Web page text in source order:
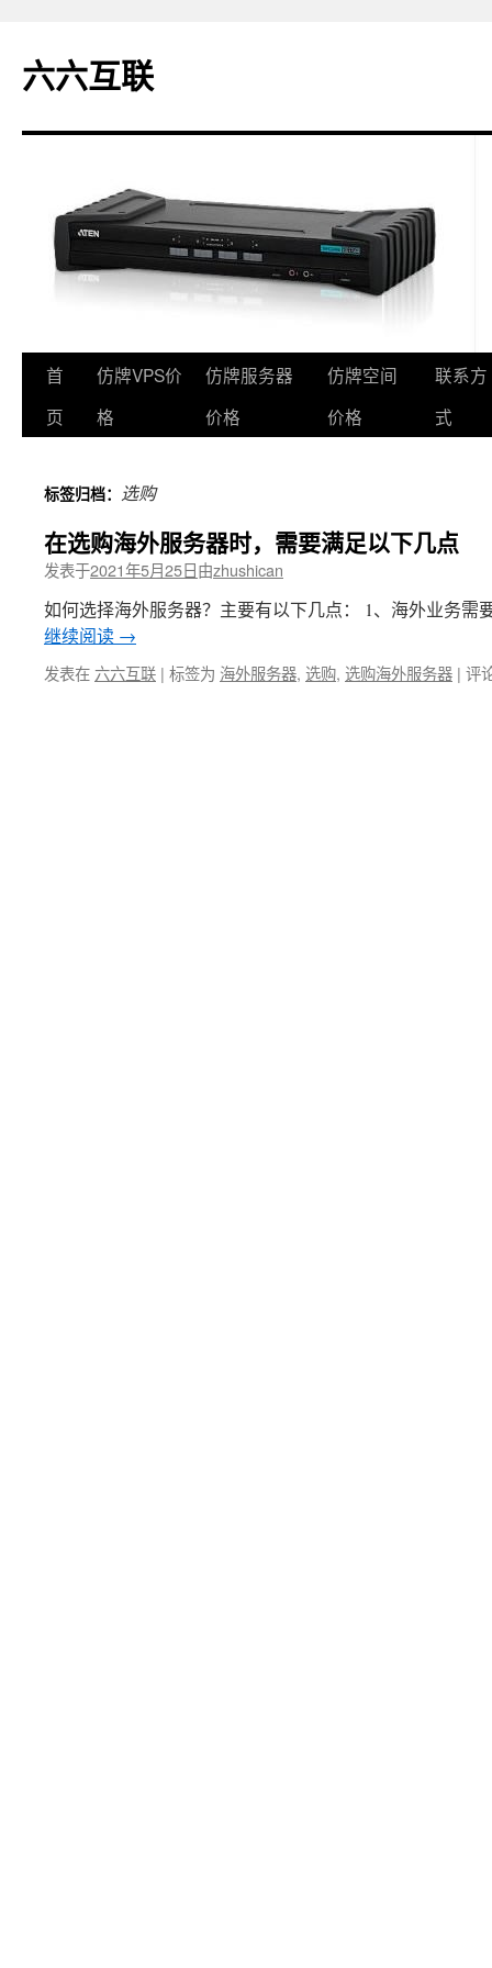
六六互联
跳
至
文
首
页
仿牌VPS价
格
仿牌服务器
价格
仿牌空间
价格
联系方
式
标签归档： 选购
在选购海外服务器时，需要满足以下几点
发表于2021年5月25日由zhushican
如何选择海外服务器？主要有以下几点： 1、海外业务
继续阅读 →
发表在六六互联 | 标签为 海外服务器, 选购, 选购海外服务器 | 评